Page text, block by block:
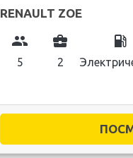
RENAULT ZOE
group
5
business_center
2
local_gas_station